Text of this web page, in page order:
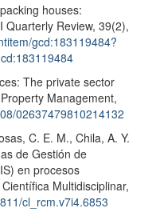
houses:
Quarterly Review, 39(2),
gcd:183119484?
The private sector
Management,
02637479810214132
C. E. M., Chila, A. Y.
de Gestión de
en procesos
Multidisciplinar,
cl_rcm.v7i4.6853